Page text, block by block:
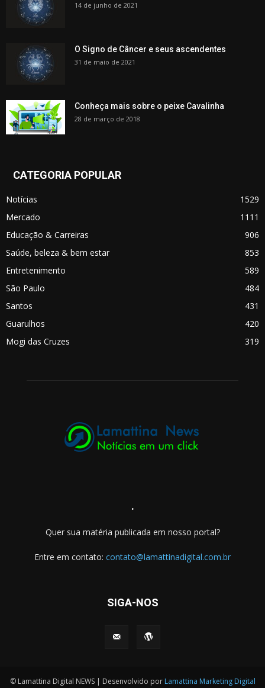
14 de junho de 2021
O Signo de Câncer e seus ascendentes
31 de maio de 2021
Conheça mais sobre o peixe Cavalinha
28 de março de 2018
CATEGORIA POPULAR
Notícias
1529
Mercado
1111
Educação & Carreiras
906
Saúde, beleza & bem estar
853
Entretenimento
589
São Paulo
484
Santos
431
Guarulhos
420
Mogi das Cruzes
319
.
Quer sua matéria publicada em nosso portal?
Entre em contato: contato@lamattinadigital.com.br
SIGA-NOS
© Lamattina Digital NEWS | Desenvolvido por Lamattina Marketing Digital